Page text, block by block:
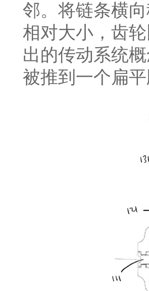
邻。将链条横
相对大小，齿
出的传动系统
被推到一个扁